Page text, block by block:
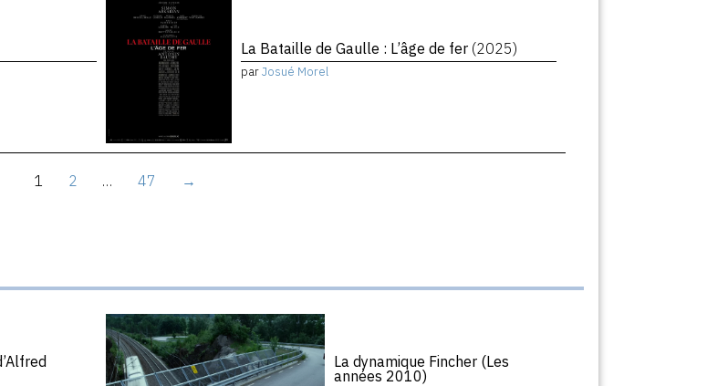
La Bataille de Gaulle : L’âge de fer (2025)
parJosué Morel
1 2 … 47 →
La dynamique Fincher (Les
années 2010)